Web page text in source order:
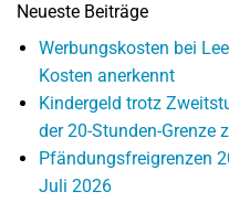
Neueste Beiträge
Werbungskosten bei
Kosten anerkennt
Kindergeld trotz
der 20-Stunden-Grenze
Pfändungsfreigrenzen
Juli 2026